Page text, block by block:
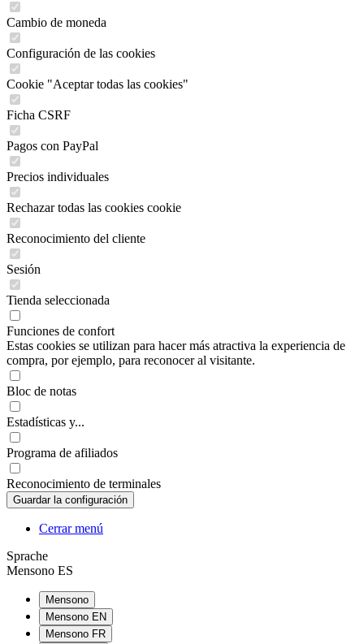
Cambio de moneda
Configuración de las cookies
Cookie "Aceptar todas las cookies"
Ficha CSRF
Pagos con PayPal
Precios individuales
Rechazar todas las cookies cookie
Reconocimiento del cliente
Sesión
Tienda seleccionada
Funciones de confort
Estas cookies se utilizan para hacer más atractiva la experiencia de
compra, por ejemplo, para reconocer al visitante.
Bloc de notas
Estadísticas y...
Programa de afiliados
Reconocimiento de terminales
Cerrar menú
Sprache
Mensono ES
Mensono
Mensono EN
Mensono FR